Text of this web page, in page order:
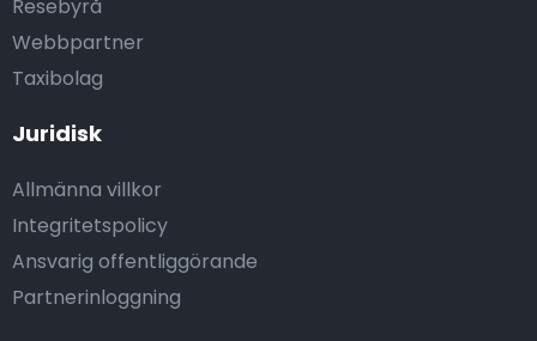
Resebyrå
Webbpartner
Taxibolag
Juridisk
Allmänna villkor
Integritetspolicy
Ansvarig offentliggörande
Partnerinloggning